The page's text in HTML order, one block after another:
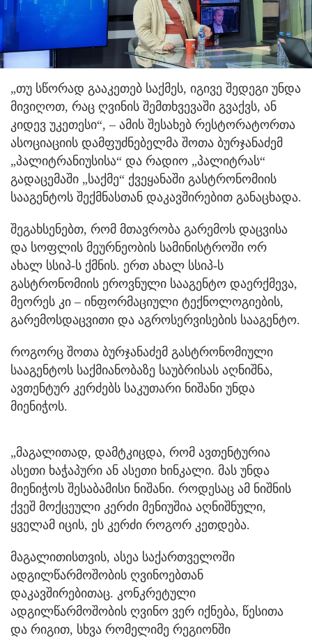
„თუ სწორად გააკეთებ საქმეს, იგივე შედეგი უნდა
მივიღოთ, რაც ღვინის შემთხვევაში გვაქვს, ან
კიდევ უკეთესი“, – ამის შესახებ რესტორატორთა
ასოციაციის დამფუძნებელმა შოთა ბურჯანაძემ
„პალიტრანიუსისა“ და რადიო „პალიტრას“
გადაცემაში „საქმე“ ქვეყანაში გასტრონომიის
სააგენტოს შექმნასთან დაკავშირებით განაცხადა.
შეგახსენებთ, რომ მთავრობა გარემოს დაცვისა
და სოფლის მეურნეობის სამინისტროში ორ
ახალ სსიპ-ს ქმნის. ერთ ახალ სსიპ-ს
გასტრონომიის ეროვნული სააგენტო დაერქმევა,
მეორეს კი – ინფორმაციული ტექნოლოგიების,
გარემოსდაცვითი და აგროსერვისების სააგენტო.
როგორც შოთა ბურჯანაძემ გასტრონომიული
სააგენტოს საქმიანობაზე საუბრისას აღნიშნა,
ავთენტურ კერძებს საკუთარი ნიშანი უნდა
მიენიჭოს.
„მაგალითად, დამტკიცდა, რომ ავთენტურია
ასეთი ხაჭაპური ან ასეთი ხინკალი. მას უნდა
მიენიჭოს შესაბამისი ნიშანი. როდესაც ამ ნიშნის
ქვეშ მოქცეული კერძი მენიუშია აღნიშნული,
ყველამ იცის, ეს კერძი როგორ კეთდება.
მაგალითისთვის, ასეა საქართველოში
ადგილწარმოშობის ღვინოებთან
დაკავშირებითაც. კონკრეტული
ადგილწარმოშობის ღვინო ვერ იქნება, წესითა
და რიგით, სხვა რომელიმე რეგიონში